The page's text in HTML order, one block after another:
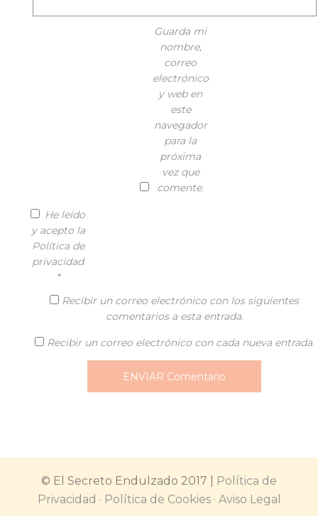
Guarda mi
nombre,
correo
electrónico
y web en
este
navegador
para la
próxima
vez que
comente.
He leído
y acepto la
Política de
privacidad
*
Recibir un correo electrónico con los siguientes
comentarios a esta entrada.
Recibir un correo electrónico con cada nueva entrada.
© El Secreto Endulzado 2017 |
Política de
Privacidad · Política de Cookies· Aviso Legal